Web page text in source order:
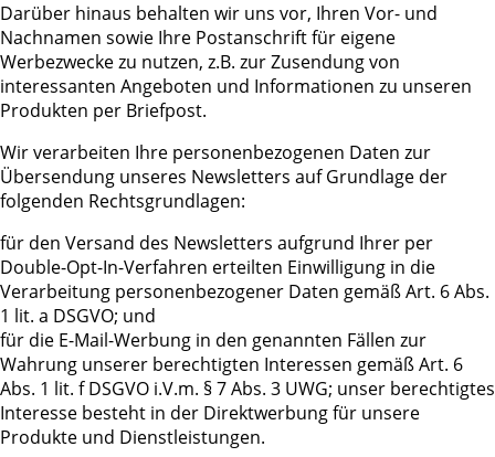
Darüber hinaus behalten wir uns vor, Ihren Vor- und
Nachnamen sowie Ihre Postanschrift für eigene
Werbezwecke zu nutzen, z.B. zur Zusendung von
interessanten Angeboten und Informationen zu unseren
Produkten per Briefpost.
Wir verarbeiten Ihre personenbezogenen Daten zur
Übersendung unseres Newsletters auf Grundlage der
folgenden Rechtsgrundlagen:
für den Versand des Newsletters aufgrund Ihrer per
Double-Opt-In-Verfahren erteilten Einwilligung in die
Verarbeitung personenbezogener Daten gemäß Art. 6 Abs.
1 lit. a DSGVO; und
für die E-Mail-Werbung in den genannten Fällen zur
Wahrung unserer berechtigten Interessen gemäß Art. 6
Abs. 1 lit. f DSGVO i.V.m. § 7 Abs. 3 UWG; unser berechtigtes
Interesse besteht in der Direktwerbung für unsere
Produkte und Dienstleistungen.